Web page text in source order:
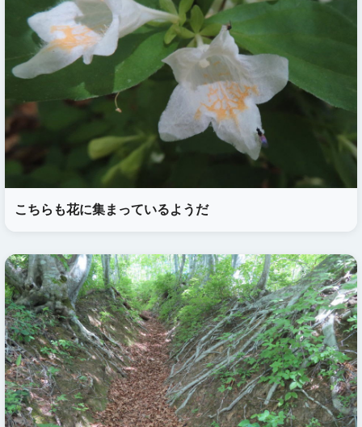
こちらも花に集まっているようだ